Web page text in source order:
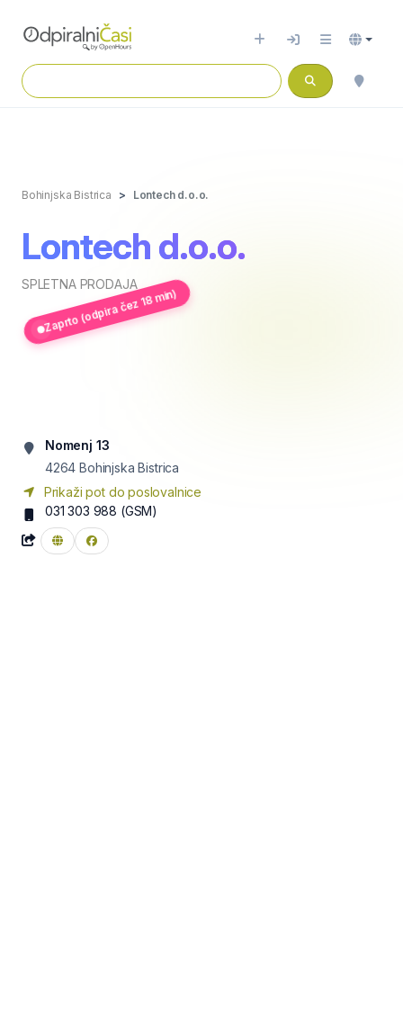
Bohinjska Bistrica Lontech d.o.o.
Lontech d.o.o.
SPLETNA PRODAJA
Zaprto (odpira čez 18 min)
Nomenj 13
4264 Bohinjska Bistrica
Prikaži pot do poslovalnice
031 303 988 (GSM)